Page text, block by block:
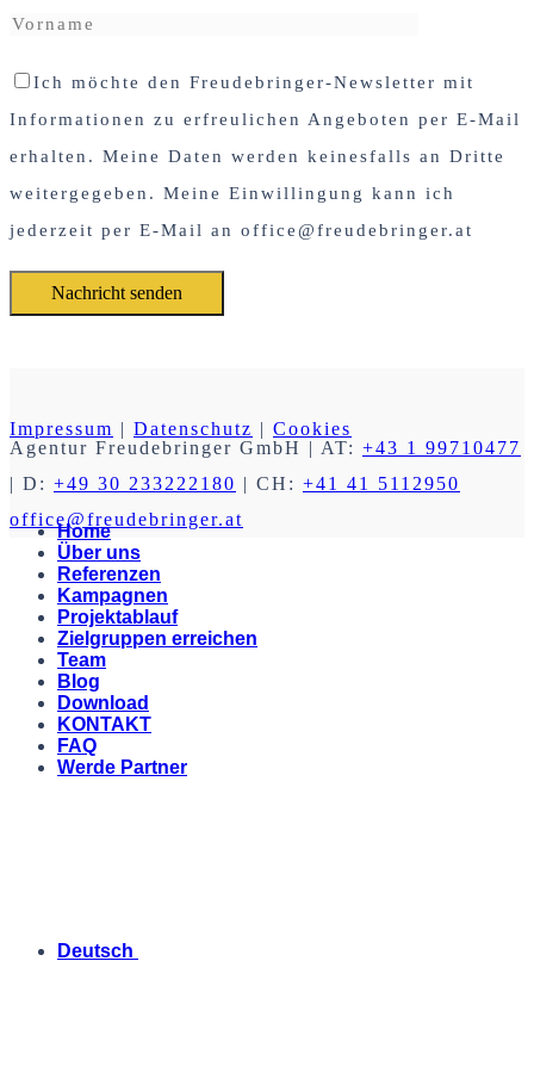
Ich möchte den Freudebringer-Newsletter mit
Informationen zu erfreulichen Angeboten per E-Mail
erhalten. Meine Daten werden keinesfalls an Dritte
weitergegeben. Meine Einwillingung kann ich
jederzeit per E-Mail an office@freudebringer.at
Impressum | Datenschutz | Cookies
Agentur Freudebringer GmbH | AT: +43 1 99710477
| D: +49 30 233222180 | CH: +41 41 5112950
office@freudebringer.at
Home
Über uns
Referenzen
Kampagnen
Projektablauf
Zielgruppen erreichen
Team
Blog
Download
KONTAKT
FAQ
Werde Partner
Deutsch